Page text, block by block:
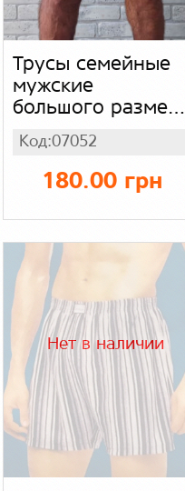
Трусы семейные
мужские
большого размера
батал, домашние
шорты в клетку с
карманами
Код:07052
180.00 грн
Нет в наличии